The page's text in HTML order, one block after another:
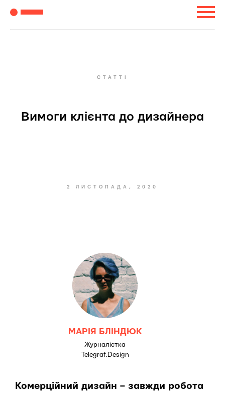
СТАТТІ
Вимоги клієнта до дизайнера
2 ЛИСТОПАДА, 2020
МАРІЯ БЛІНДЮК
Журналістка
Telegraf.Design
Комерційний дизайн – завжди робота